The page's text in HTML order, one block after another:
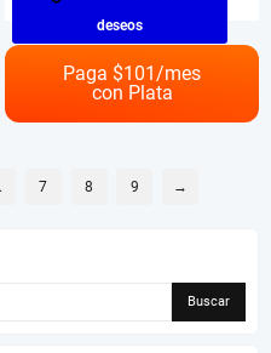
tiene
múltiples
variantes.
Las
pueden
deseos
Paga $101/mes
con Plata
7 8 9 →